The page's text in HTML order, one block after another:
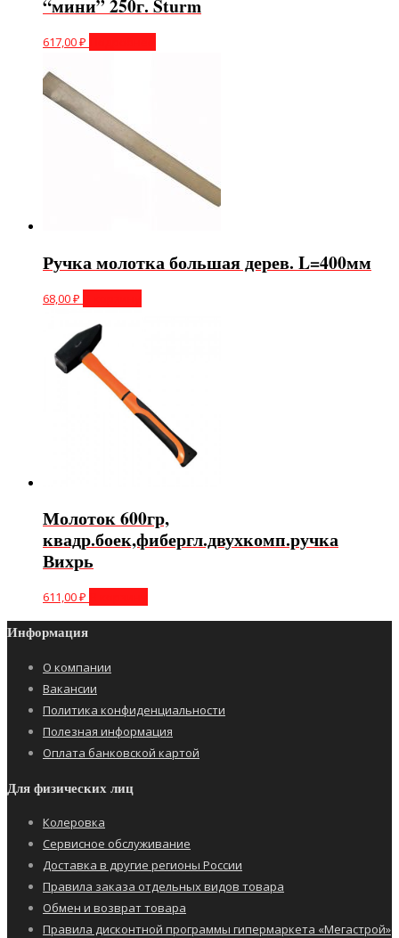
“мини” 250г. Sturm
617,00₽
Ручка молотка большая дерев. L=400мм
68,00₽
Молоток 600гр,
квадр.боек,фибергл.двухкомп.ручка
Вихрь
611,00₽
Информация
О компании
Вакансии
Политика конфиденциальности
Полезная информация
Оплата банковской картой
Для физических лиц
Колеровка
Сервисное обслуживание
Доставка в другие регионы России
Правила заказа отдельных видов товара
Обмен и возврат товара
Правила дисконтной программы гипермаркета «Мегастрой»